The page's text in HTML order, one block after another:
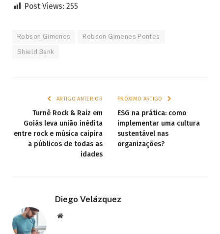
Post Views: 255
Robson Gimenes Robson Gimenes Pontes
Shield Bank
ARTIGO ANTERIOR
Turnê Rock & Raiz em
Goiás leva união inédita
entre rock e música caipira
a públicos de todas as
idades
PRÓXIMO ARTIGO
ESG na prática: como
implementar uma cultura
sustentável nas
organizações?
Diego Velázquez
Website